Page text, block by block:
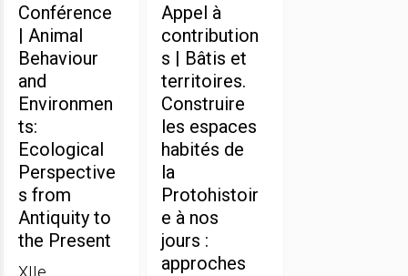
Conférence
| Animal
Behaviour
and
Environmen
ts:
Ecological
Perspective
s from
Antiquity to
the Present
XIIe
Appel à
contribution
s | Bâtis et
territoires.
Construire
les espaces
habités de
la
Protohistoir
e à nos
jours :
approches